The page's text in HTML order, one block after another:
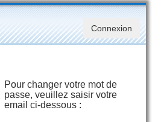
Connexion
Pour changer votre mot de
passe, veuillez saisir votre
email ci-dessous :